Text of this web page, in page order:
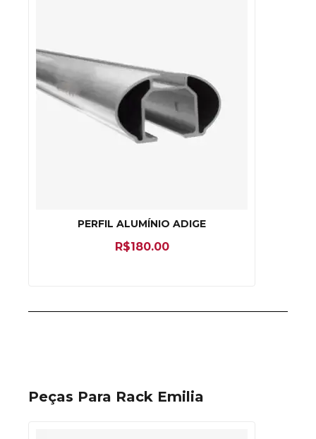
PERFIL ALUMÍNIO ADIGE
R$180.00
Peças Para Rack Emilia